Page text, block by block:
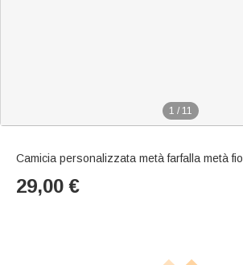
1 / 11
Camicia personalizzata metà farfalla metà
29,00 €